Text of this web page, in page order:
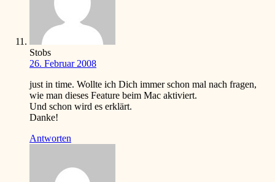
Stobs
26. Februar 2008
just in time. Wollte ich Dich immer schon mal nach fragen,
wie man dieses Feature beim Mac aktiviert.
Und schon wird es erklärt.
Danke!
Antworten